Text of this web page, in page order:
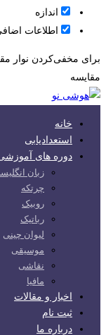
اندازه
اطلاعات
برای مخفی‌کردن نوار
مقایسه
خانه
استعدادیابی
دوره های
زبان
چرتکه
روبیک
رباتیک
لیوان چینی
موسیقی
نقاشی
مافیا
اخبار و مقالات
ثبت نام
درباره ما